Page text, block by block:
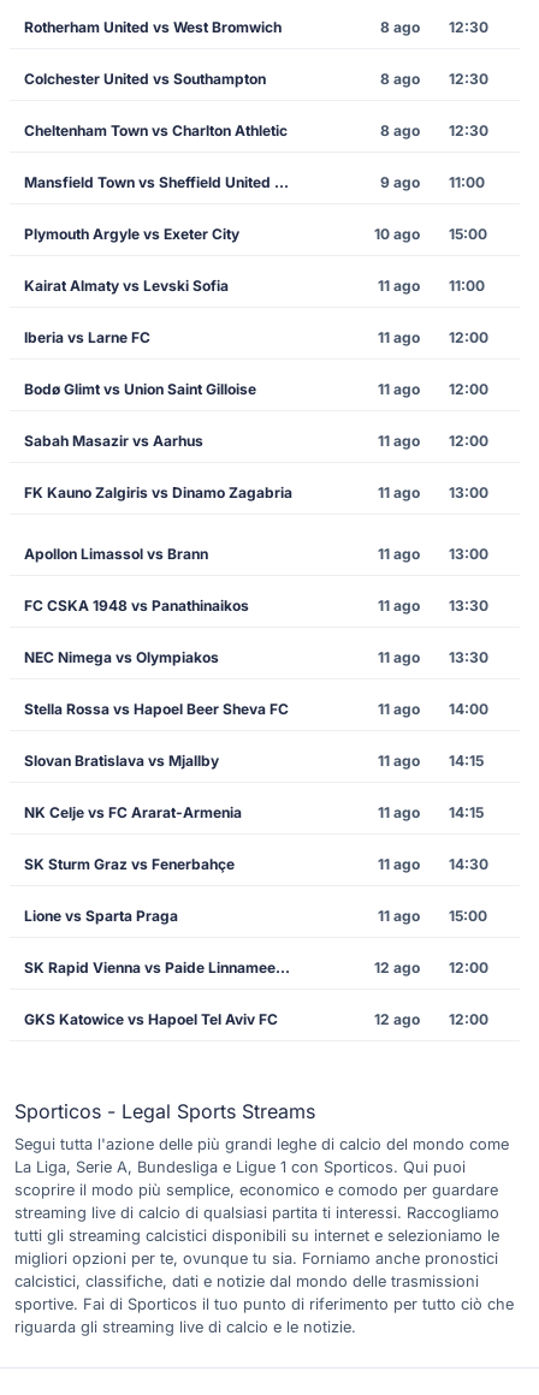
Rotherham United vs West Bromwich 8 ago 12:30
Colchester United vs Southampton 8 ago 12:30
Cheltenham Town vs Charlton Athletic 8 ago 12:30
Mansfield Town vs Sheffield United FC 9 ago 11:00
Plymouth Argyle vs Exeter City 10 ago 15:00
Kairat Almaty vs Levski Sofia 11 ago 11:00
Iberia vs Larne FC 11 ago 12:00
Bodø Glimt vs Union Saint Gilloise 11 ago 12:00
Sabah Masazir vs Aarhus 11 ago 12:00
FK Kauno Zalgiris vs Dinamo Zagabria 11 ago 13:00
Apollon Limassol vs Brann 11 ago 13:00
FC CSKA 1948 vs Panathinaikos 11 ago 13:30
NEC Nimega vs Olympiakos 11 ago 13:30
Stella Rossa vs Hapoel Beer Sheva FC 11 ago 14:00
Slovan Bratislava vs Mjallby 11 ago 14:15
NK Celje vs FC Ararat-Armenia 11 ago 14:15
SK Sturm Graz vs Fenerbahçe 11 ago 14:30
Lione vs Sparta Praga 11 ago 15:00
SK Rapid Vienna vs Paide Linnameeskond 12 ago 12:00
GKS Katowice vs Hapoel Tel Aviv FC 12 ago 12:00
Sporticos - Legal Sports Streams
Segui tutta l'azione delle più grandi leghe di calcio del mondo come
La Liga, Serie A, Bundesliga e Ligue 1 con Sporticos. Qui puoi
scoprire il modo più semplice, economico e comodo per guardare
streaming live di calcio di qualsiasi partita ti interessi. Raccogliamo
tutti gli streaming calcistici disponibili su internet e selezioniamo le
migliori opzioni per te, ovunque tu sia. Forniamo anche pronostici
calcistici, classifiche, dati e notizie dal mondo delle trasmissioni
sportive. Fai di Sporticos il tuo punto di riferimento per tutto ciò che
riguarda gli streaming live di calcio e le notizie.